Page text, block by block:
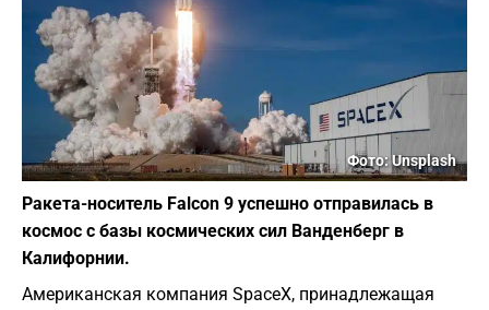
Фото: Unsplash
Ракета-носитель Falcon 9 успешно отправилась в
космос с базы космических сил Ванденберг в
Калифорнии.
Американская компания SpaceX, принадлежащая